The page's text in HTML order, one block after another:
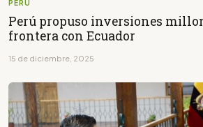
PERÚ
Perú propuso inversiones
frontera con Ecuador
15 de diciembre, 2025